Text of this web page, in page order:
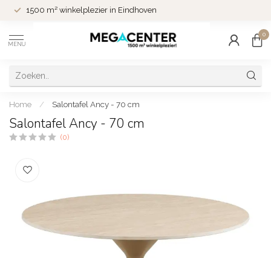
1500 m² winkelplezier in Eindhoven
MENU
0
Home / Salontafel Ancy - 70 cm
Salontafel Ancy - 70 cm
(0)